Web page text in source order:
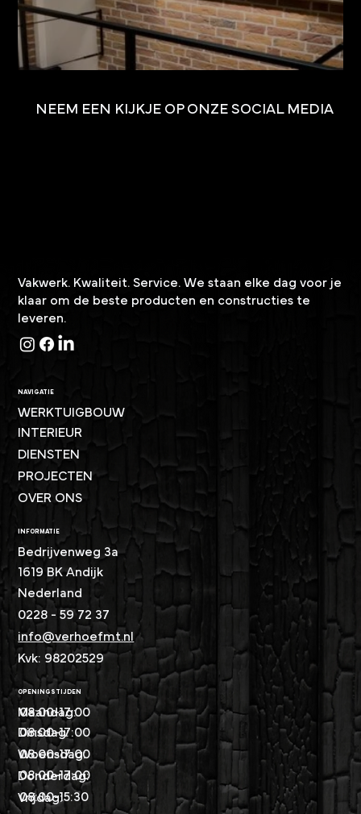
NEEM EEN KIJKJE OP ONZE SOCIAL MEDIA
NAVIGATIE
WERKTUIGBOUW
INTERIEUR
DIENSTEN
PROJECTEN
OVER ONS
INFORMATIE
Bedrijvenweg 3a
1619 BK Andijk
Nederland
0228 - 59 72 37​
info@verhoefmt.nl
Kvk: 98202529
OPENINGSTIJDEN
Maandag:
Dinsdag:
Woensdag:
Donderdag:
Vrijdag:
08:00-17:00
08:00-17:00
08:00-17:00
08:00-17:00
08:00-15:30
Vakwerk. Kwaliteit. Service. We staan elke dag voor je
klaar om de beste producten en constructies te
leveren.